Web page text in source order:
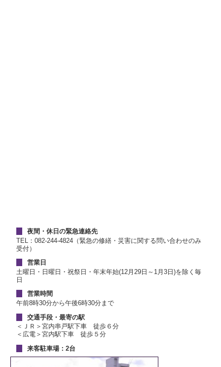
夜間・休日の緊急連絡先
TEL：082-244-4824（緊急の修繕・災害に関する問い合わせのみ
受付）
営業日
土曜日・日曜日・祝祭日・年末年始(12月29日～1月3日)を除く毎
日
営業時間
午前8時30分から午後6時30分まで
交通手段・最寄の駅
＜ＪＲ＞宮内串戸駅下車 徒歩６分
＜広電＞宮内駅下車 徒歩５分
来客駐車場：2台